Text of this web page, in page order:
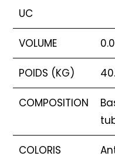
UC
VOLUME
POIDS (KG)
COMPOSITION
COLORIS